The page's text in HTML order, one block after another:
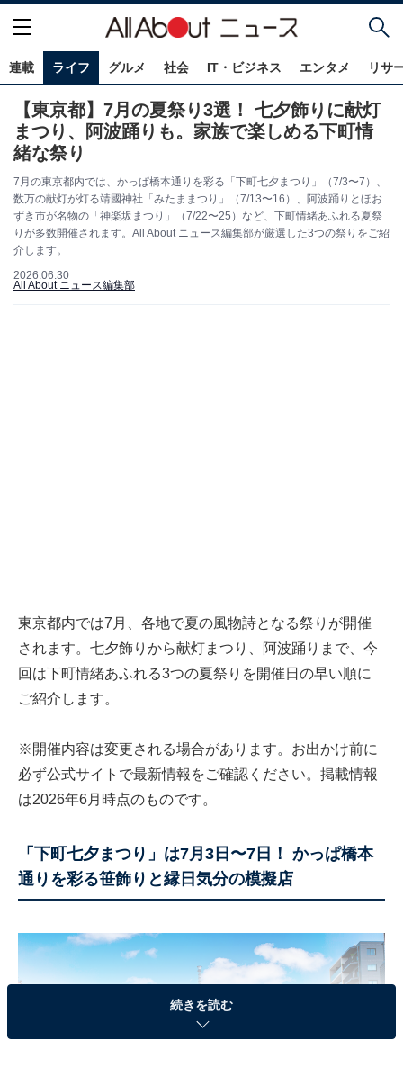
連載 ライフ グルメ 社会 IT・ビジネス エンタメ リサ
【東京都】7月の夏祭り3選！ 七夕飾りに献灯
まつり、阿波踊りも。家族で楽しめる下町情
緒な祭り
7月の東京都内では、かっぱ橋本通りを彩る「下町七夕まつり」（7/3〜7）、
数万の献灯が灯る靖國神社「みたままつり」（7/13〜16）、阿波踊りとほお
ずき市が名物の「神楽坂まつり」（7/22〜25）など、下町情緒あふれる夏祭
りが多数開催されます。All About ニュース編集部が厳選した3つの祭りをご紹
介します。
2026.06.30
All About ニュース編集部
東京都内では7月、各地で夏の風物詩となる祭りが開催
されます。七夕飾りから献灯まつり、阿波踊りまで、今
回は下町情緒あふれる3つの夏祭りを開催日の早い順に
ご紹介します。
※開催内容は変更される場合があります。お出かけ前に
必ず公式サイトで最新情報をご確認ください。掲載情報
は2026年6月時点のものです。
「下町七夕まつり」は7月3日〜7日！ かっぱ橋本
通りを彩る笹飾りと縁日気分の模擬店
続きを読む